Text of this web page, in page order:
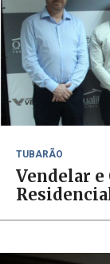
TUBARÃO
Vendelar